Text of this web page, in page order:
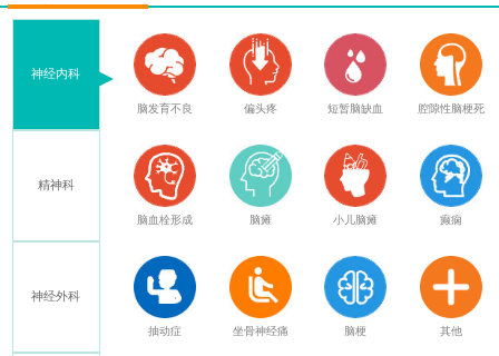
神经内科
精神科
神经外科
脑发育不良 偏头疼 短暂脑缺血 腔隙性脑梗死
脑血栓形成 脑瘫 小儿脑瘫 癫痫
抽动症 坐骨神经痛 脑梗 其他